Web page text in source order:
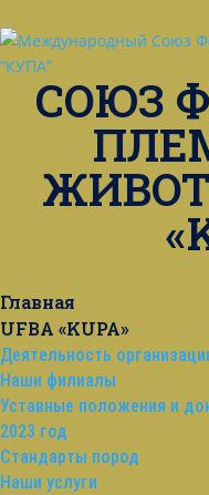
СОЮЗ
Главная
UFBA «KUPA»
Деятельность
Наши филиалы
Уставные положения и
2023 год
Стандарты пород
Наши услуги